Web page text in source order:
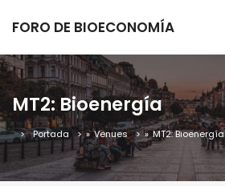
FORO DE BIOECONOMÍA
MT2: Bioenergía
Portada » Venues » MT2: Bioenergía